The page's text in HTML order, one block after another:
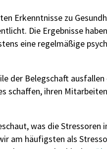
Erkenntnisse zu
. Die Ergebnisse
eine regelmäßige
der Belegschaft
schaffen, ihren
was die Stressoren
am häufigsten als